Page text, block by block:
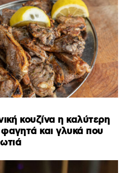
κουζίνα η καλύτερη
και γλυκά που